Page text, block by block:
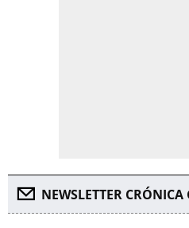
NEWSLETTER